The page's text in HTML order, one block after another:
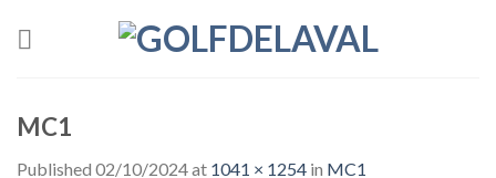
MC1
Published 02/10/2024at 1041 × 1254 in MC1